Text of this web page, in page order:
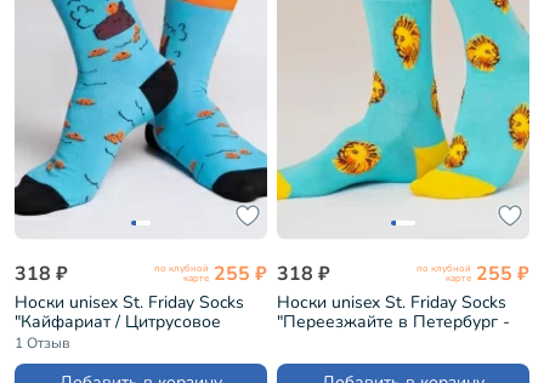
318 ₽ по клубной
карте 255 ₽
Носки unisex St. Friday Socks
"Кайфариат / Цитрусовое
СПА" (contest22-1294-
03/19/04)
1 Отзыв
318 ₽ по клубной
карте 255 ₽
Носки unisex St. Friday Socks
"Переезжайте в Петербург -
25/08/19)